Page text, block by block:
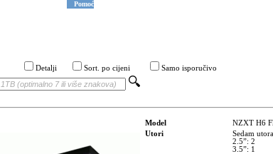
Pomoć
Detalji Sort. po cijeni Samo isporučivo
Model
NZXT H6
Utori
Sedam
2.5”: 2
3.5”: 1